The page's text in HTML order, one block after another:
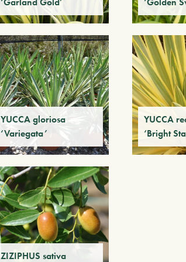
YUCCA gloriosa
‘Variegata’
YUCCA
‘Bright
ZIZIPHUS sativa